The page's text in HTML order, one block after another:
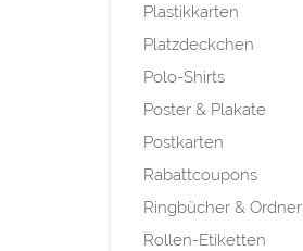
Plastikkarten
Platzdeckchen
Polo-Shirts
Poster & Plakate
Postkarten
Rabattcoupons
Ringbücher & Ordner
Rollen-Etiketten